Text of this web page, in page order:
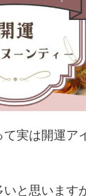
実は開運ア
と思います